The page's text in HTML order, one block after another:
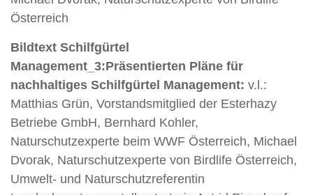
Österreich
Bildtext Schilfgürtel
Management_3:Präsentierten Pläne für
nachhaltiges Schilfgürtel Management: v.l.:
Matthias Grün, Vorstandsmitglied der Esterhazy
Betriebe GmbH, Bernhard Kohler,
Naturschutzexperte beim WWF Österreich, Michael
Dvorak, Naturschutzexperte von Birdlife Österreich,
Umwelt- und Naturschutzreferentin